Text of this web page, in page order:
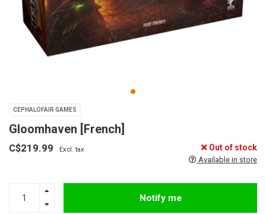
CEPHALOFAIR GAMES
Gloomhaven [French]
C$219.99 Excl. tax Out of stock
Available in store
Notify me